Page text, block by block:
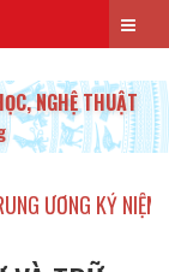
NGHỆ THUẬT
NIỆM 20 NĂM